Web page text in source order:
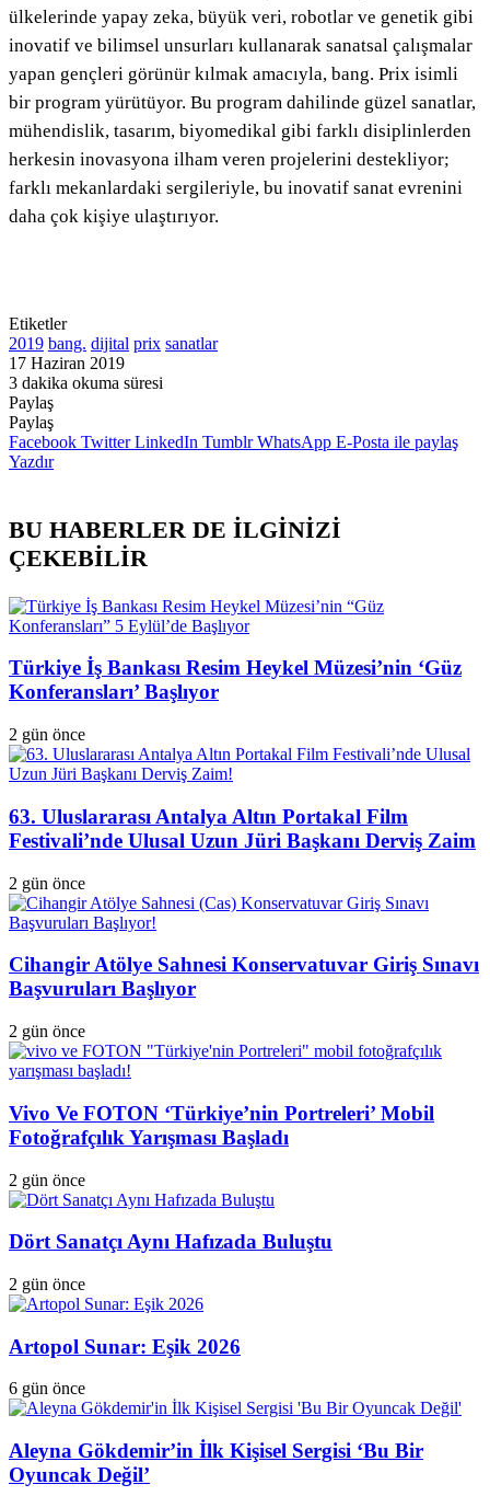
ülkelerinde yapay zeka, büyük veri, robotlar ve genetik gibi
inovatif ve bilimsel unsurları kullanarak sanatsal çalışmalar
yapan gençleri görünür kılmak amacıyla, bang. Prix isimli
bir program yürütüyor. Bu program dahilinde güzel sanatlar,
mühendislik, tasarım, biyomedikal gibi farklı disiplinlerden
herkesin inovasyona ilham veren projelerini destekliyor;
farklı mekanlardaki sergileriyle, bu inovatif sanat evrenini
daha çok kişiye ulaştırıyor.
Etiketler
2019 bang. dijital prix sanatlar
17 Haziran 2019
3 dakika okuma süresi
Paylaş
Facebook
Twitter
LinkedIn
Pinterest
Messenger
Messenger
WhatsApp
Telegram
E-
Posta
ile
Yazdır
Paylaş
Facebook Twitter LinkedIn Tumblr WhatsApp E-Posta ile paylaş
Yazdır
BU HABERLER DE İLGİNİZİ
ÇEKEBİLİR
Türkiye İş Bankası Resim Heykel Müzesi’nin ‘Güz
Konferansları’ Başlıyor
2 gün önce
63. Uluslararası Antalya Altın Portakal Film
Festivali’nde Ulusal Uzun Jüri Başkanı Derviş Zaim
2 gün önce
Cihangir Atölye Sahnesi Konservatuvar Giriş Sınavı
Başvuruları Başlıyor
2 gün önce
Vivo Ve FOTON ‘Türkiye’nin Portreleri’ Mobil
Fotoğrafçılık Yarışması Başladı
2 gün önce
Dört Sanatçı Aynı Hafızada Buluştu
2 gün önce
Artopol Sunar: Eşik 2026
6 gün önce
Aleyna Gökdemir’in İlk Kişisel Sergisi ‘Bu Bir
Oyuncak Değil’